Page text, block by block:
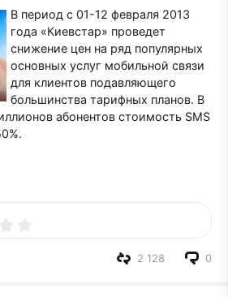
В период с 01-12 февраля 2013
года «Киевстар» проведет
снижение цен на ряд популярных
основных услуг мобильной связи
для клиентов подавляющего
большинства тарифных планов. В
абонентов стоимость SMS
0
2 128